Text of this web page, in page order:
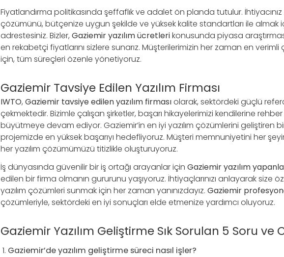
Fiyatlandırma politikasında şeffaflık ve adalet ön planda tutulur. İhtiyacınız
çözümünü, bütçenize uygun şekilde ve yüksek kalite standartları ile almak
adrestesiniz. Bizler, Gaziemir yazılım ücretlerikonusunda piyasa
en rekabetçi fiyatlarını sizlere sunarız. Müşterilerimizin her zaman en
için, tüm süreçleri özenle yönetiyoruz.
Gaziemir Tavsiye Edilen Yazılım Firması
IWTO, Gaziemir tavsiye edilen yazılım firmasıolarak, sektördeki güçlü
çekmektedir. Bizimle çalışan şirketler, başarı hikayelerimizi kendilerine
büyütmeye devam ediyor. Gaziemir’in en iyi yazılım çözümlerini geliştiren
projemizde en yüksek başarıyı hedefliyoruz. Müşteri memnuniyetini her
her yazılım çözümümüzü titizlikle oluşturuyoruz.
İş dünyasında güvenilir bir iş ortağı arayanlar için Gaziemir yazılım
edilen bir firma olmanın gururunu yaşıyoruz. İhtiyaçlarınızı anlayarak size
yazılım çözümleri sunmak için her zaman yanınızdayız. Gaziemir
çözümleriyle, sektördeki en iyi sonuçları elde etmenize yardımcı oluyoruz.
Gaziemir Yazılım Geliştirme Sık Sorulan 5 Soru ve
Gaziemir’de yazılım geliştirme süreci nasıl işler?